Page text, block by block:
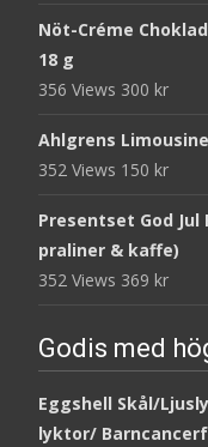
Nöt-Créme
18 g
356 Views 300 kr
Ahlgrens
352 Views 150 kr
Presentset God
praliner & kaffe)
352 Views 369 kr
Godis med
Eggshell Skål/
lyktor/